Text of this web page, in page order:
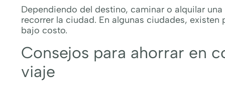
Dependiendo del destino, caminar o alquilar
recorrer la ciudad. En algunas ciudades,
bajo costo.
Consejos para ahorrar en
viaje